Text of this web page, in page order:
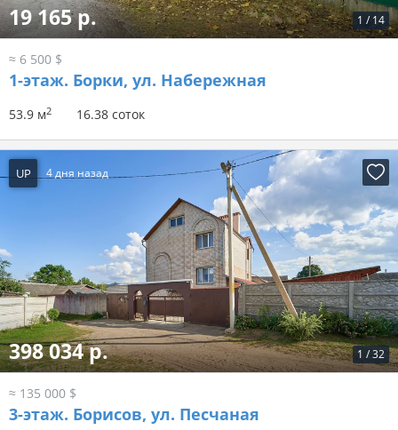
1 / 14
19 165 р.
≈ 6 500 $
1-этаж. Борки, ул. Набережная
53.9 м2 16.38 соток
UP 4 дня назад
1 /32
398 034 р.
≈ 135 000 $
3-этаж. Борисов, ул. Песчаная